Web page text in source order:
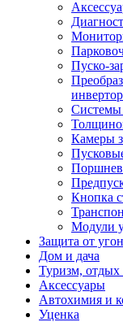
Пуско-
Системы
Камеры
Кнопка
Модули
Защита от
Дом и дача
Туризм, отдых
Аксессуары
Автохимия и
Уценка